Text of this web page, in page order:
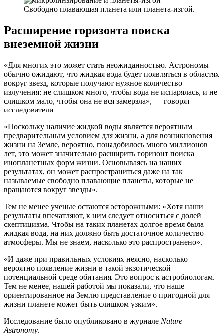
Свободно плавающая планета или планета-изгой.
Расширение горизонта поиска
внеземной жизни
«Для многих это может стать неожиданностью. Астрономы
обычно ожидают, что жидкая вода будет появляться в областях
вокруг звезд, которые получают нужное количество
излучения: не слишком много, чтобы вода не испарялась, и не
слишком мало, чтобы она не вся замерзла», — говорят
исследователи.
«Поскольку наличие жидкой воды является вероятным
предварительным условием для жизни, а для возникновения
жизни на Земле, вероятно, понадобилось много миллионов
лет, это может значительно расширить горизонт поиска
инопланетных форм жизни. Основываясь на наших
результатах, он может распространиться даже на так
называемые свободно плавающие планеты, которые не
вращаются вокруг звезды».
Тем не менее ученые остаются осторожными: «Хотя наши
результаты впечатляют, к ним следует относиться с долей
скептицизма. Чтобы на таких планетах долгое время была
жидкая вода, на них должно быть достаточное количество
атмосферы. Мы не знаем, насколько это распространено».
«И даже при правильных условиях неясно, насколько
вероятно появление жизни в такой экзотической
потенциальной среде обитания. Это вопрос к астробиологам.
Тем не менее, нашей работой мы показали, что наше
ориентированное на Землю представление о пригодной для
жизни планете может быть слишком узким».
Исследование было опубликовано в журнале Nature
Astronomy.